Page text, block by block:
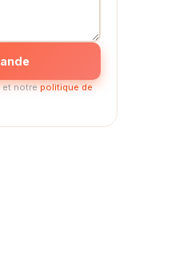
et notrepolitique de